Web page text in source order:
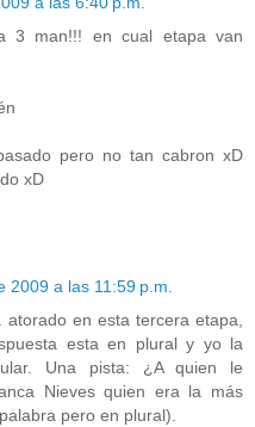
3 man!!! en cual etapa van
pero no tan cabron xD
xD
2009 a las 11:59 p.m.
en esta tercera etapa,
esta en plural y yo la
Una pista: ¿A quien le
Nieves quien era la más
pero en plural).